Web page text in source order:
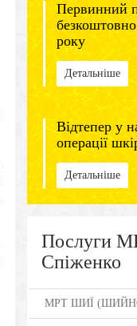
Первинний
року
Детальніше
Відтепер у
операції
Детальніше
Послуги
Спіженко
МРТ ШИЇ